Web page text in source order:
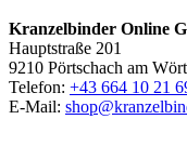
Kranzelbinder Online
Hauptstraße 201
9210 Pörtschach am
Telefon: +43 664 10 21
E-Mail: